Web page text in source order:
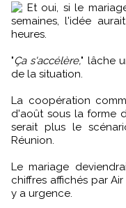
Et oui, si le
semaines, l'idée
heures.
"Ça s'accélère," lâche
de la situation.
La coopération
d'août sous la forme
serait plus le
Réunion.
Le mariage
chiffres affichés par
y a urgence.